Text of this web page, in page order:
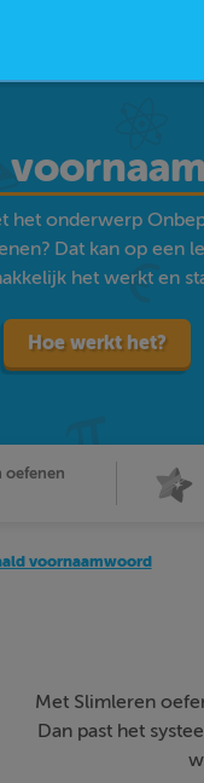
het onderwerp
Dat kan op een
het werkt en
Hoe werkt het?
oefenen
voornaamwoord
Met Slimleren
Dan past het